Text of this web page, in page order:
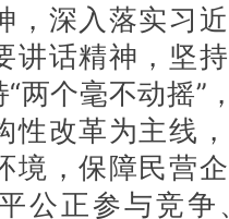
，深入落实习
讲话精神，坚
两个毫不动摇”
性改革为主线
境，保障民营
公正参与竞